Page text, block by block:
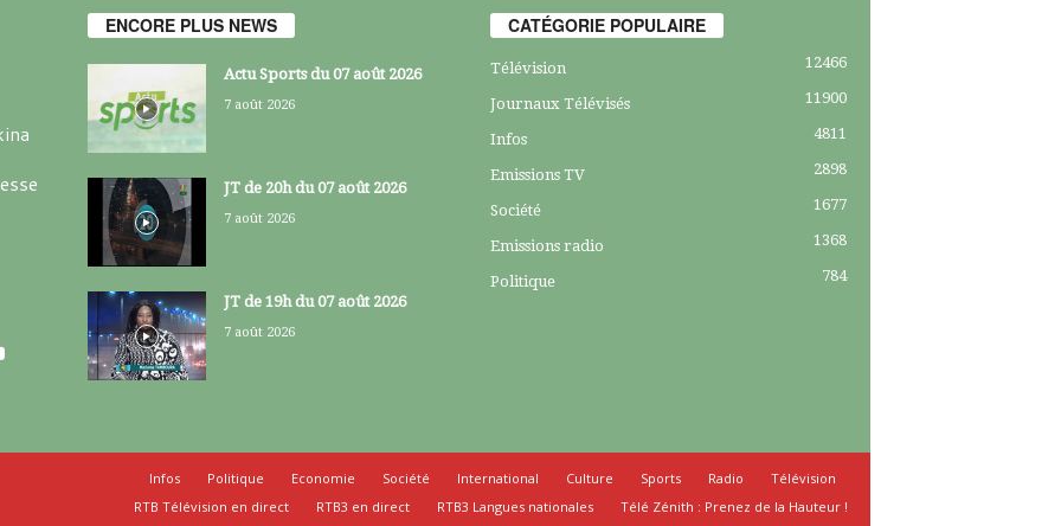
ENCORE PLUS NEWS
Actu Sports du 07 août 2026
7 août 2026
JT de 20h du 07 août 2026
7 août 2026
JT de 19h du 07 août 2026
7 août 2026
CATÉGORIE POPULAIRE
Télévision 12466
Journaux Télévisés 11900
Infos 4811
Emissions TV 2898
Société 1677
Emissions radio 1368
Politique 784
Infos Politique Economie Société International Culture Sports Radio
Télévision
RTB Télévision en direct
RTB3 en direct RTB3 Langues nationales Télé Zénith : Prenez de la Hauteur !